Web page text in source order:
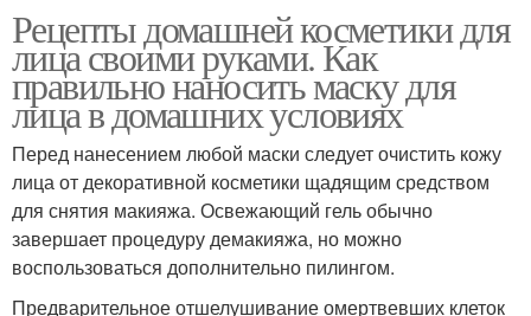
Рецепты домашней косметики для
лица своими руками. Как
правильно наносить маску для
лица в домашних условиях
Перед нанесением любой маски следует очистить кожу
лица от декоративной косметики щадящим средством
для снятия макияжа. Освежающий гель обычно
завершает процедуру демакияжа, но можно
воспользоваться дополнительно пилингом.
Предварительное отшелушивание омертвевших клеток